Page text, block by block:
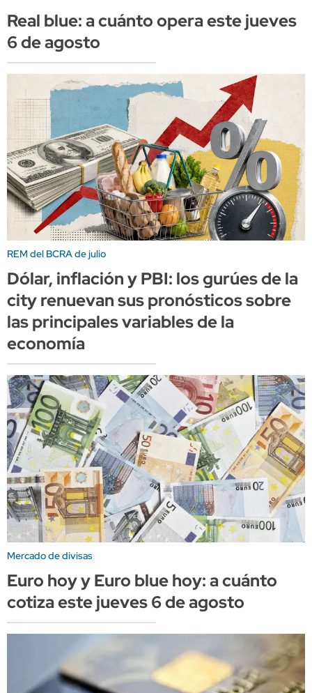
Real blue: a cuánto opera este jueves
6 de agosto
REM del BCRA de julio
Dólar, inflación y PBI: los gurúes de la
city renuevan sus pronósticos sobre
las principales variables de la
economía
Mercado de divisas
Euro hoy y Euro blue hoy: a cuánto
cotiza este jueves 6 de agosto